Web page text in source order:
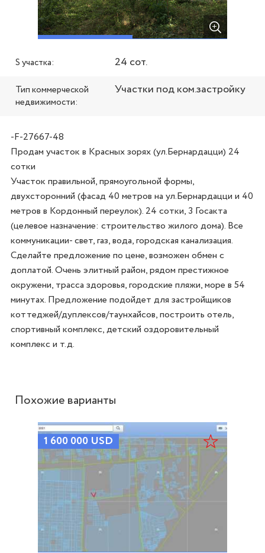
S участка: 24 сот.
Тип коммерческой
недвижимости:
Участки под ком.застройку
-F-27667-48
Продам участок в Красных зорях (ул.Бернардацци) 24
сотки
Участок правильной, прямоугольной формы,
двухсторонний (фасад 40 метров на ул.Бернардацци и 40
метров в Кордонный переулок). 24 сотки, 3 Госакта
(целевое назначение: строительство жилого дома). Все
коммуникации- свет, газ, вода, городская канализация.
Сделайте предложение по цене, возможен обмен с
доплатой. Очень элитный район, рядом престижное
окружени, трасса здоровья, городские пляжи, море в 54
минутах. Предложение подойдет для застройщиков
коттеджей/дуплексов/таунхайсов, построить отель,
спортивный комплекс, детский оздоровительный
комплекс и т.д.
Похожие варианты
1 600 000 USD